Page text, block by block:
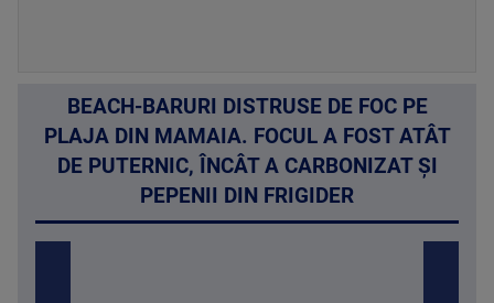
BEACH-BARURI DISTRUSE DE FOC PE
PLAJA DIN MAMAIA. FOCUL A FOST ATÂT
DE PUTERNIC, ÎNCÂT A CARBONIZAT ȘI
PEPENII DIN FRIGIDER